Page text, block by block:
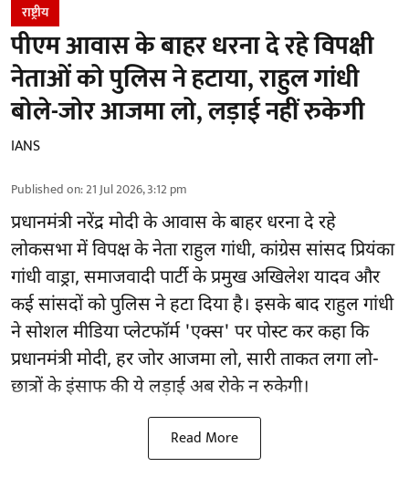
राष्ट्रीय
पीएम आवास के बाहर धरना दे रहे विपक्षी
नेताओं को पुलिस ने हटाया, राहुल गांधी
बोले-जोर आजमा लो, लड़ाई नहीं रुकेगी
IANS
Published on:21 Jul 2026, 3:12 pm
प्रधानमंत्री नरेंद्र मोदी के आवास के बाहर धरना दे रहे
लोकसभा में विपक्ष के नेता राहुल गांधी, कांग्रेस सांसद प्रियंका
गांधी वाड्रा, समाजवादी पार्टी के प्रमुख अखिलेश यादव और
कई सांसदों को पुलिस ने हटा दिया है। इसके बाद राहुल गांधी
ने सोशल मीडिया प्लेटफॉर्म 'एक्स' पर पोस्ट कर कहा कि
प्रधानमंत्री मोदी, हर जोर आजमा लो, सारी ताकत लगा लो-
छात्रों के इंसाफ की ये लड़ाई अब रोके न रुकेगी।
Read More